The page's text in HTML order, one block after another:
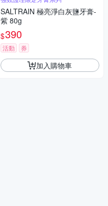
SALTRAIN 極亮淨白灰鹽牙膏-
紫 80g
$390
活動 券
加入購物車